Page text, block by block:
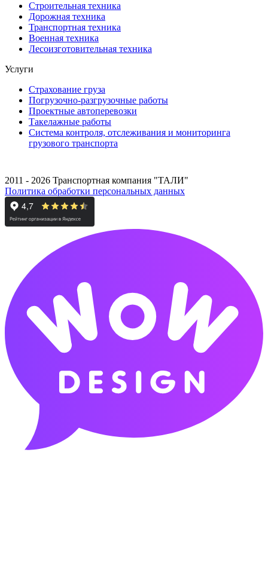
Строительная техника
Дорожная техника
Транспортная техника
Военная техника
Лесоизготовительная техника
Услуги
Страхование груза
Погрузочно-разгрузочные работы
Проектные автоперевозки
Такелажные работы
Система контроля, отслеживания и мониторинга
грузового транспорта
2011 - 2026 Транспортная компания "ТАЛИ"
Политика обработки персональных данных